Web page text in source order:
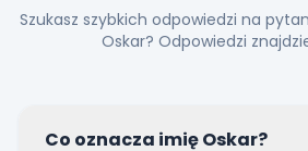
Szukasz szybkich odpowiedzi na
Oskar? Odpowiedzi
Co oznacza imię Oskar?